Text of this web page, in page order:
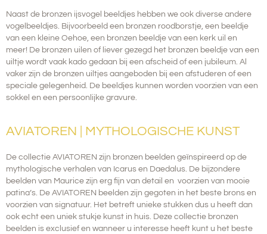
Naast de bronzen ijsvogel beeldjes hebben we ook diverse andere
vogelbeeldjes. Bijvoorbeeld een bronzen roodborstje, een beeldje
van een kleine Oehoe, een bronzen beeldje van een kerk uil en
meer! De bronzen uilen of liever gezegd het bronzen beeldje van een
uiltje wordt vaak kado gedaan bij een afscheid of een jubileum. Al
vaker zijn de bronzen uiltjes aangeboden bij een afstuderen of een
speciale gelegenheid. De beeldjes kunnen worden voorzien van een
sokkel en een persoonlijke gravure.
AVIATOREN | MYTHOLOGISCHE KUNST
De collectie AVIATOREN zijn bronzen beelden geïnspireerd op de
mythologische verhalen van Icarus en Daedalus. De bijzondere
beelden van Maurice zijn erg fijn van detail en voorzien van mooie
patina’s. De AVIATOREN beelden zijn gegoten in het beste brons en
voorzien van signatuur. Het betreft unieke stukken dus u heeft dan
ook echt een uniek stukje kunst in huis. Deze collectie bronzen
beelden is exclusief en wanneer u interesse heeft kunt u het beste